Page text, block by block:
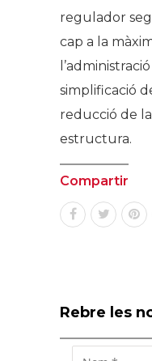
regulador
cap a la
simplificació
reducció de
estructura.
Compartir
Rebre les